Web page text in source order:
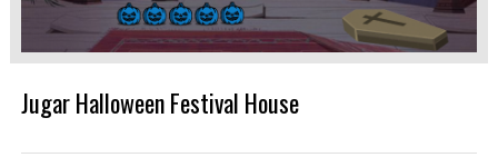
Jugar Halloween Festival House